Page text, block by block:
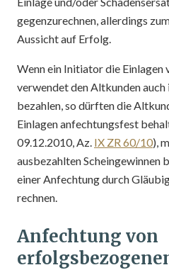
gegenzurechnen, allerdings
Aussicht auf Erfolg.
Wenn ein Initiator die Einlagen
verwendet den Altkunden auch
bezahlen, so dürften die
Einlagen anfechtungsfest
09.12.2010, Az. IX ZR 60/10),
ausbezahlten Scheingewinnen
einer Anfechtung durch
rechnen.
Anfechtung von